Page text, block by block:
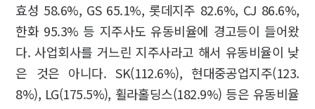
효성 58.6%, GS 65.1%, 롯데지주 82.6%, CJ 86.6%,
한화 95.3% 등 지주사도 유동비율에 경고등이 들어왔
다. 사업회사를 거느린 지주사라고 해서 유동비율이 낮
은 것은 아니다. SK(112.6%), 현대중공업지주(123.
8%), LG(175.5%), 휠라홀딩스(182.9%) 등은 유동비율